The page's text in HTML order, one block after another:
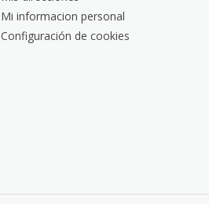
Mi informacion personal
Configuración de cookies